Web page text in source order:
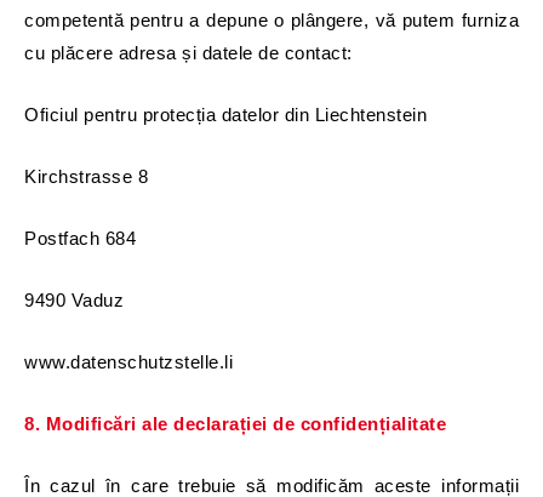
competentă pentru a depune o plângere, vă putem furniza
cu plăcere adresa și datele de contact:
Oficiul pentru protecția datelor din Liechtenstein
Kirchstrasse 8
Postfach 684
9490 Vaduz
www.datenschutzstelle.li
8. Modificări ale declarației de confidențialitate
În cazul în care trebuie să modificăm
aceste informații